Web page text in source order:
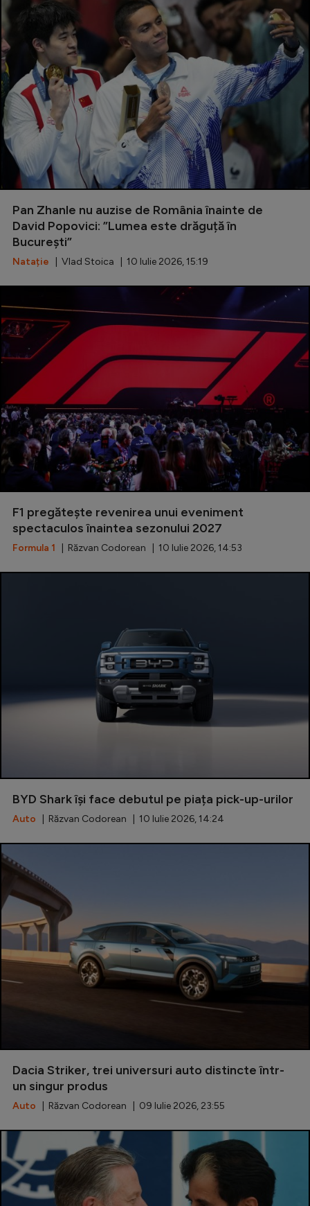
Pan Zhanle nu auzise de România înainte de
David Popovici: ”Lumea este drăguță în
București”
Natație | Vlad Stoica | 10 Iulie 2026, 15:19
F1 pregătește revenirea unui eveniment
spectaculos înaintea sezonului 2027
Formula 1 | Răzvan Codorean | 10 Iulie 2026, 14:53
BYD Shark își face debutul pe piața pick-up-urilor
Auto | Răzvan Codorean | 10 Iulie 2026, 14:24
Dacia Striker, trei universuri auto distincte într-
un singur produs
Auto | Răzvan Codorean | 09 Iulie 2026, 23:55